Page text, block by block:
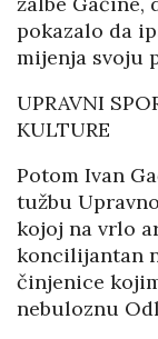
pokazalo da
mijenja svoju
UPRAVNI
KULTURE
Potom Ivan
tužbu
kojoj na vrlo
koncilijantan
činjenice
nebuloznu